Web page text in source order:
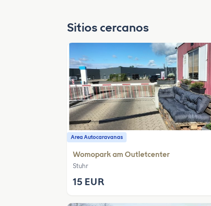
Sitios cercanos
Area Autocaravanas
Womopark am Outletcenter
Stuhr
15 EUR